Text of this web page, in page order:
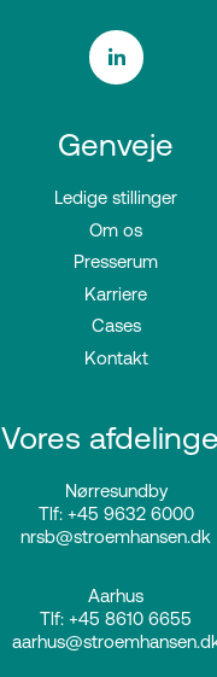
Genveje
Ledige stillinger
Om os
Presserum
Karriere
Cases
Kontakt
Vores
Nørresundby
Tlf: +45 9632 6000
nrsb@stroemhansen.dk
Aarhus
Tlf: +45 8610 6655